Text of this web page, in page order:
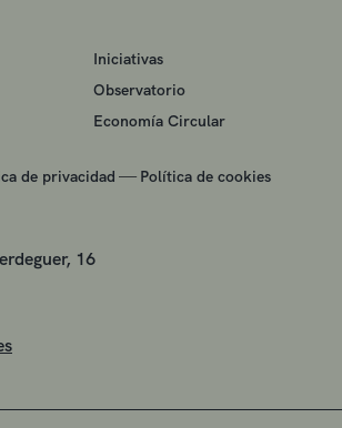
Iniciativas
Observatorio
Economía Circular
de privacidad — Política de cookies
16